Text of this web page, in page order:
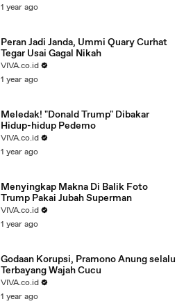
1 year ago
Peran Jadi Janda, Ummi Quary Curhat
Tegar Usai Gagal Nikah
VIVA.co.id
1 year ago
Meledak! "Donald Trump" Dibakar
Hidup-hidup Pedemo
VIVA.co.id
1 year ago
Menyingkap Makna Di Balik Foto
Trump Pakai Jubah Superman
VIVA.co.id
1 year ago
Godaan Korupsi, Pramono Anung selalu
Terbayang Wajah Cucu
VIVA.co.id
1 year ago